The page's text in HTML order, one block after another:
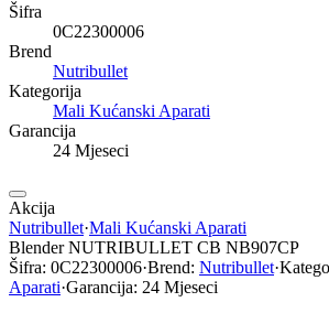
Šifra
0C22300006
Brend
Nutribullet
Kategorija
Mali Kućanski Aparati
Garancija
24 Mjeseci
Akcija
Nutribullet·Mali Kućanski Aparati
Blender NUTRIBULLET CB NB907CP
Šifra: 0C22300006·Brend: Nutribullet·
Aparati·Garancija: 24 Mjeseci